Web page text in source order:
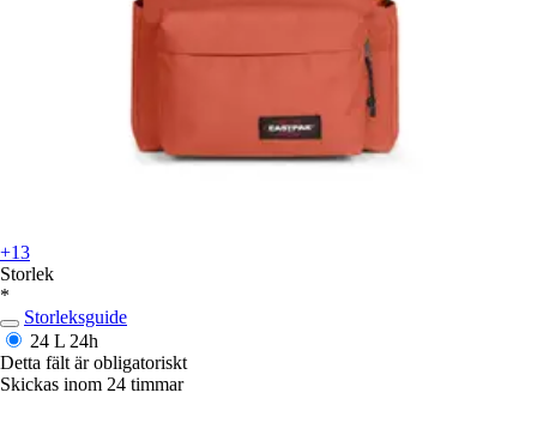
+13
Storlek
*
Storleksguide
24 L 24h
Detta fält är obligatoriskt
Skickas inom 24 timmar